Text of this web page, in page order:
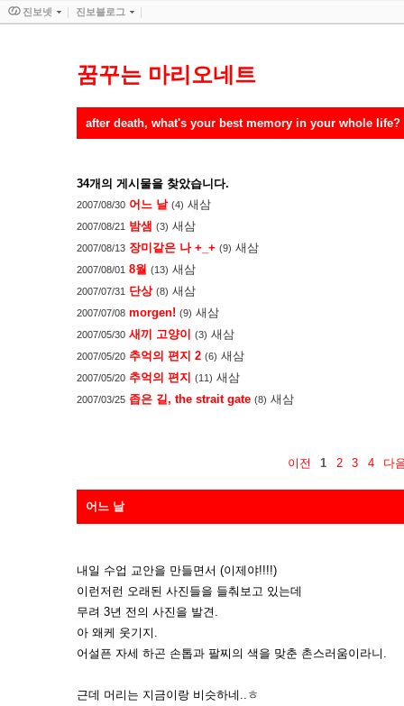
꿈꾸는 마리오네트
after death, what's your best memory in your whole life?
34개의 게시물을 찾았습니다.
2007/08/30 어느 날 (4) 새삼
2007/08/21 밤샘 (3) 새삼
2007/08/13 장미같은 나 +_+ (9) 새삼
2007/08/01 8월 (13) 새삼
2007/07/31 단상 (8) 새삼
2007/07/08 morgen! (9) 새삼
2007/05/30 새끼 고양이 (3) 새삼
2007/05/20 추억의 편지 2 (6) 새삼
2007/05/20 추억의 편지 (11) 새삼
2007/03/25 좁은 길, the strait gate (8) 새삼
이전 1 2 3 4 다
어느 날
내일 수업 교안을 만들면서 (이제야!!!!)
이런저런 오래된 사진들을 들춰보고 있는데
무려 3년 전의 사진을 발견.
아 왜케 웃기지.
어설픈 자세 하곤 손톱과 팔찌의 색을 맞춘 촌스러움이라니.
근데 머리는 지금이랑 비슷하네..ㅎ
진보넷 진보블로그